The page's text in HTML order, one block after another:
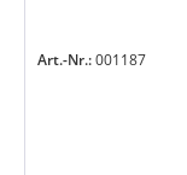
Art.-Nr.:001187